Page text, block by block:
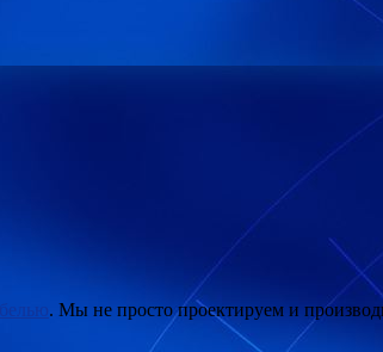
. Мы не просто проектируем и